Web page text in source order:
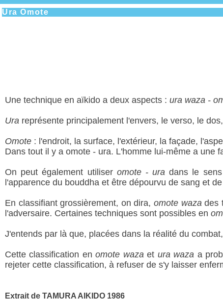
Ura Omote
Une technique en aïkido a deux aspects : ura waza -
Ura représente principalement l'envers, le verso, le
Omote : l'endroit, la surface, l'extérieur, la façade,
Dans tout il y a omote - ura. L'homme lui-même a une
On peut également utiliser omote - ura dans le
l'apparence du bouddha et être dépourvu de sang et
En classifiant grossièrement, on dira,omote wazades
l'adversaire. Certaines techniques sont possibles en
J'entends par là que, placées dans la réalité du
Cette classification enomote wazaet ura waza a
rejeter cette classification, à refuser de s'y laisser
Extrait de TAMURA AIKIDO 1986